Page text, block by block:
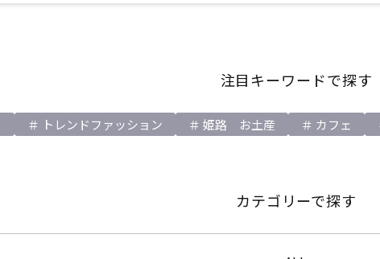
注目キーワードで探す
トレンドファッション 姫路 お土産 カフェ
カテゴリーで探す